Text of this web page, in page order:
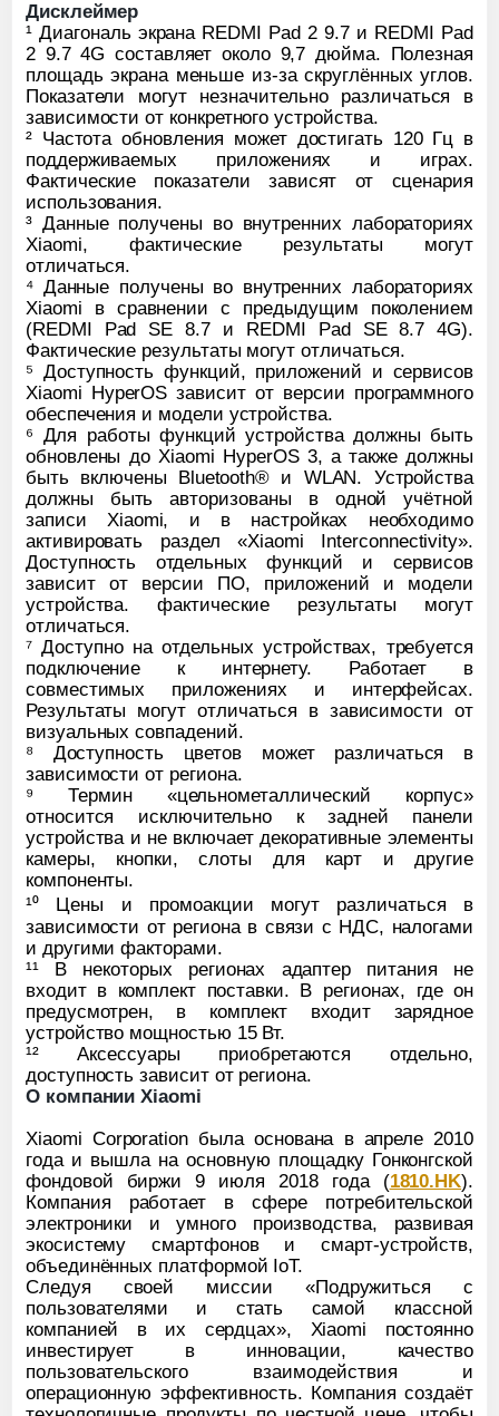
Дисклеймер
¹ Диагональ экрана REDMI Pad 2 9.7 и REDMI Pad
2 9.7 4G составляет около 9,7 дюйма. Полезная
площадь экрана меньше из-за скруглённых углов.
Показатели могут незначительно различаться в
зависимости от конкретного устройства.
² Частота обновления может достигать 120 Гц в
поддерживаемых приложениях и играх.
Фактические показатели зависят от сценария
использования.
³ Данные получены во внутренних лабораториях
Xiaomi, фактические результаты могут
отличаться.
⁴ Данные получены во внутренних лабораториях
Xiaomi в сравнении с предыдущим поколением
(REDMI Pad SE 8.7 и REDMI Pad SE 8.7 4G).
Фактические результаты могут отличаться.
⁵ Доступность функций, приложений и сервисов
Xiaomi HyperOS зависит от версии программного
обеспечения и модели устройства.
⁶ Для работы функций устройства должны быть
обновлены до Xiaomi HyperOS 3, а также должны
быть включены Bluetooth® и WLAN. Устройства
должны быть авторизованы в одной учётной
записи Xiaomi, и в настройках необходимо
активировать раздел «Xiaomi Interconnectivity».
Доступность отдельных функций и сервисов
зависит от версии ПО, приложений и модели
устройства. фактические результаты могут
отличаться.
⁷ Доступно на отдельных устройствах, требуется
подключение к интернету. Работает в
совместимых приложениях и интерфейсах.
Результаты могут отличаться в зависимости от
визуальных совпадений.
⁸ Доступность цветов может различаться в
зависимости от региона.
⁹ Термин «цельнометаллический корпус»
относится исключительно к задней панели
устройства и не включает декоративные элементы
камеры, кнопки, слоты для карт и другие
компоненты.
¹⁰ Цены и промоакции могут различаться в
зависимости от региона в связи с НДС, налогами
и другими факторами.
¹¹ В некоторых регионах адаптер питания не
входит в комплект поставки. В регионах, где он
предусмотрен, в комплект входит зарядное
устройство мощностью 15 Вт.
¹² Аксессуары приобретаются отдельно,
доступность зависит от региона.
О компании Xiaomi
Xiaomi Corporation была основана в апреле 2010
года и вышла на основную площадку Гонконгской
фондовой биржи 9 июля 2018 года (1810.HK).
Компания работает в сфере потребительской
электроники и умного производства, развивая
экосистему смартфонов и смарт-устройств,
объединённых платформой IoT.
Следуя своей миссии «Подружиться с
пользователями и стать самой классной
компанией в их сердцах», Xiaomi постоянно
инвестирует в инновации, качество
пользовательского взаимодействия и
операционную эффективность. Компания создаёт